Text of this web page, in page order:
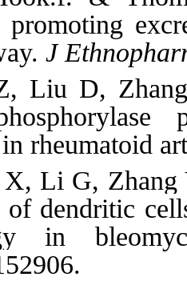
promoting
. J
Liu D,
rheumatoid
Li G,
dendritic
in